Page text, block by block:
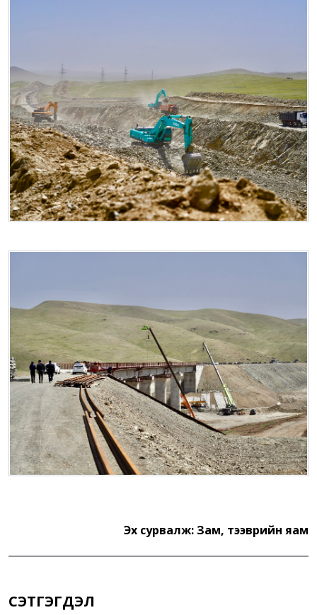
Эх сурвалж: Зам, тээврийн яам
СЭТГЭГДЭЛ